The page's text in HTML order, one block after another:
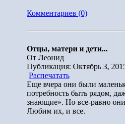
Комментариев (0)
Отцы, матери и дети...
От Леонид
Публикация: Октябрь 3,
Распечатать
Еще вчера они были
потребность быть рядом,
знающие». Но все-равно
Любим их, и все.